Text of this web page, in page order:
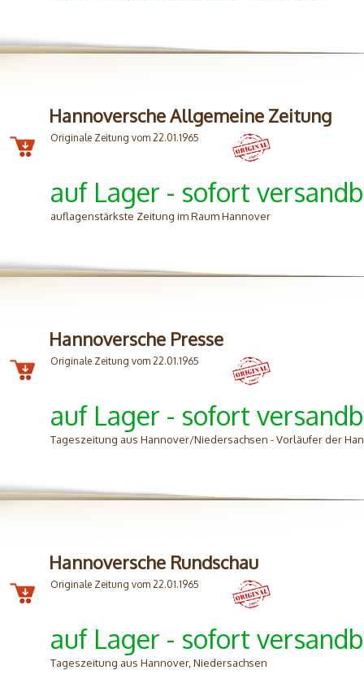
Hannoversche Allgemeine Zeitung
Originale Zeitung vom 22.01.1965
auf Lager - sofort
auflagenstärkste Zeitung im Raum Hannover
Hannoversche Presse
Originale Zeitung vom 22.01.1965
auf Lager - sofort
Tageszeitung aus Hannover/Niedersachsen - Vorläufer der
Hannoversche Rundschau
Originale Zeitung vom 22.01.1965
auf Lager - sofort
Tageszeitung aus Hannover, Niedersachsen